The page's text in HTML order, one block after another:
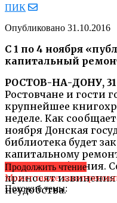
ПИК
Опубликовано 31.10.2016
С 1 по 4 ноября
капитальный
РОСТОВ-НА-ДОНУ,
Ростовчане и гости
крупнейшее
неделе. Как
ноября Донская
библиотека будет
капитальному
электроснабжения.
приносят извинения
неудобства.
Продолжить чтение
Может также
Похожие темы: